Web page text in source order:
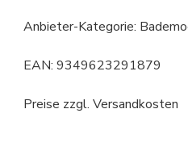
Anbieter-Kategorie:
EAN: 9349623291879
Preise zzgl. Versandkosten